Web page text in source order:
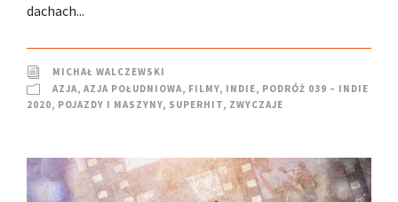
dachach...
MICHAŁ WALCZEWSKI
AZJA, AZJA POŁUDNIOWA, FILMY, INDIE, PODRÓŻ 039 – INDIE
2020, POJAZDY I MASZYNY, SUPERHIT, ZWYCZAJE